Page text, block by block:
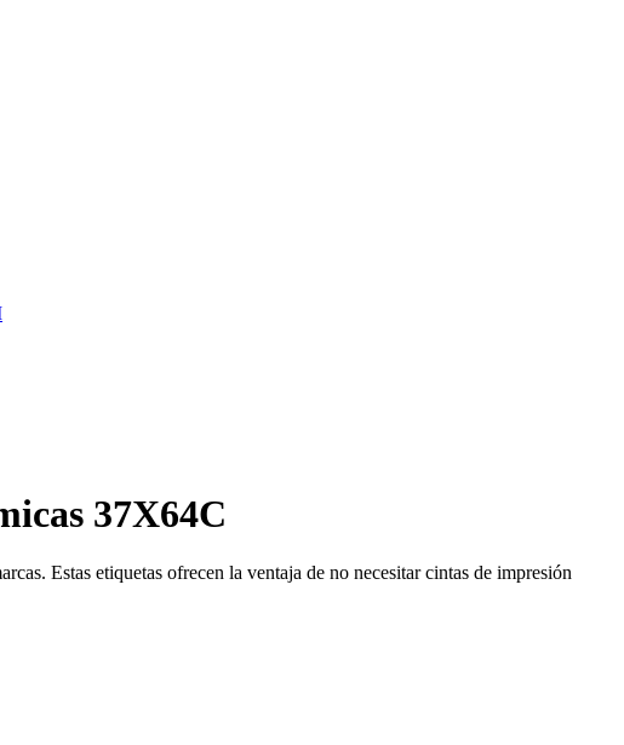
37X64C
Estas etiquetas ofrecen la ventaja de no necesitar cintas de impresión